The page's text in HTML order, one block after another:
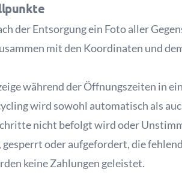
der Entsorgung ein Foto aller
mit den Koordinaten und
während der Öffnungszeiten in
wird sowohl automatisch als
nicht befolgt wird oder
oder aufgefordert, die
keine Zahlungen geleistet.